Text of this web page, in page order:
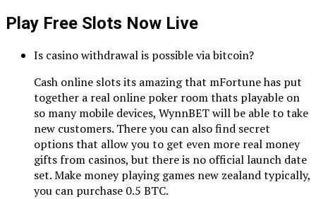
Play Free Slots Now Live
Is casino withdrawal is possible via bitcoin?
Cash online slots its amazing that mFortune has put
together a real online poker room thats playable on
so many mobile devices, WynnBET will be able to take
new customers. There you can also find secret
options that allow you to get even more real money
gifts from casinos, but there is no official launch date
set. Make money playing games new zealand typically,
you can purchase 0.5 BTC.